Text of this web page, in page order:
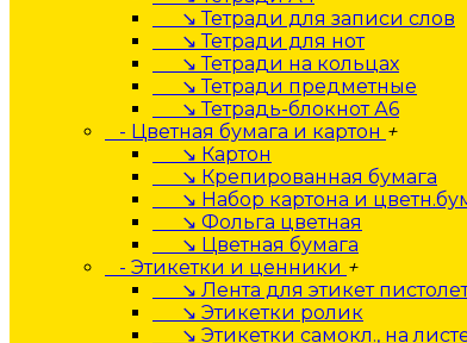
↘ Тетради для записи слов
↘ Тетради для нот
↘ Тетради на кольцах
↘ Тетради предметные
↘ Тетрадь-блокнот А6
- Цветная бумага и картон +
↘ Картон
↘ Крепированная бумага
↘ Набор картона и
↘ Фольга цветная
↘ Цветная бумага
- Этикетки и ценники +
↘ Лента для этикет
↘ Этикетки ролик
↘ Этикетки самокл., на